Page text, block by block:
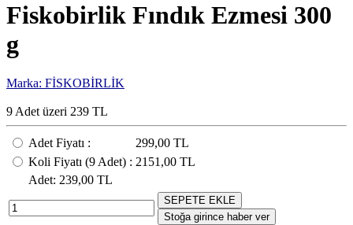
Fiskobirlik Fındık Ezmesi 300
g
Marka: FİSKOBİRLİK
9 Adet üzeri 239 TL
Adet Fiyatı :
299,00 TL
Koli Fiyatı (9 Adet) : 2151,00 TL
Adet: 239,00 TL
SEPETE EKLE
Stoğa girince haber ver